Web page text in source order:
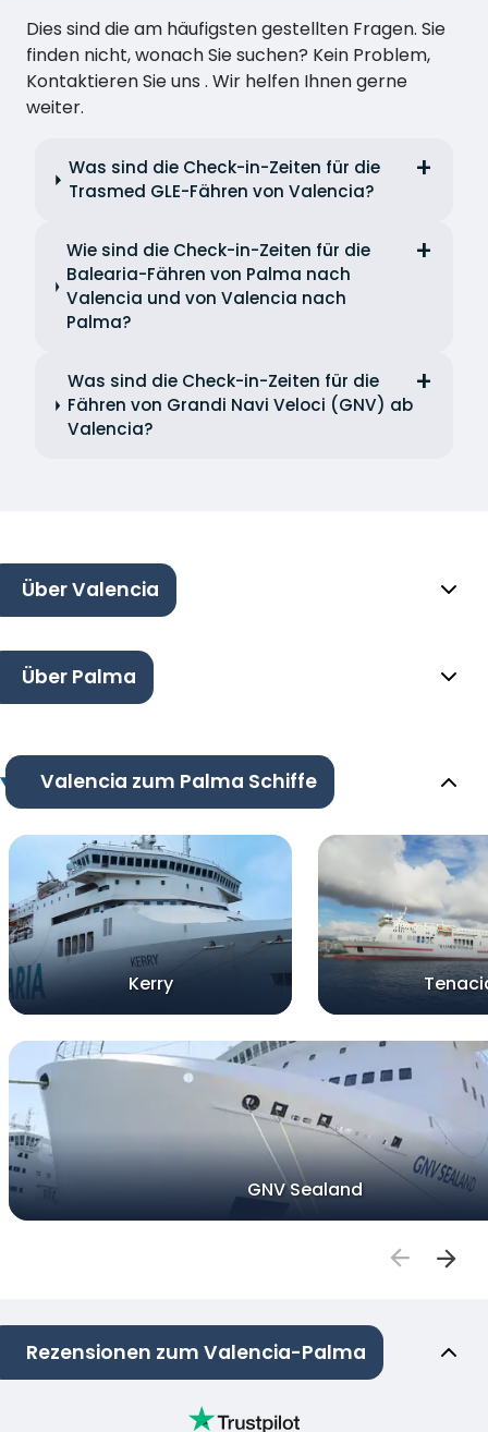
Dies sind die am häufigsten gestellten Fragen. Sie
finden nicht, wonach Sie suchen? Kein Problem,
Kontaktieren Sie uns . Wir helfen Ihnen gerne
weiter.
Was sind die Check-in-Zeiten für die
Trasmed GLE-Fähren von Valencia?
Wie sind die Check-in-Zeiten für die
Balearia-Fähren von Palma nach
Valencia und von Valencia nach
Palma?
Was sind die Check-in-Zeiten für die
Fähren von Grandi Navi Veloci (GNV) ab
Valencia?
Über Valencia
Über Palma
Valencia zum Palma Schiffe
Kerry
GNV Sealand
Rezensionen zum Valencia-Palma